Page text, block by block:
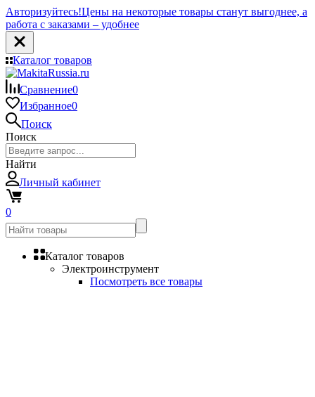
Авторизуйтесь!Цены на некоторые товары станут выгоднее, а
работа с заказами – удобнее
Каталог товаров
Сравнение0
Избранное0
Поиск
Поиск
Найти
Личный кабинет
0
Каталог товаров
Электроинструмент
Посмотреть все товары